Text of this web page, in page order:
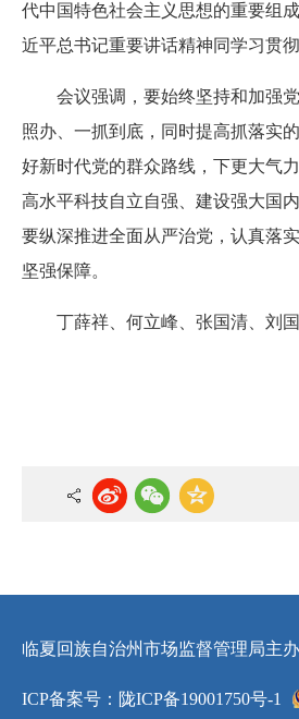
代中国特色社会主义思想的重要组
近平总书记重要讲话精神同学习贯
会议强调，要始终坚持和加强
照办、一抓到底，同时提高抓落实
好新时代党的群众路线，下更大气
高水平科技自立自强、建设强大国
要纵深推进全面从严治党，认真落
坚强保障。
丁薛祥、何立峰、张国清、刘
临夏回族自治州市场监督管理局主办
ICP备案号：陇ICP备19001750号-1